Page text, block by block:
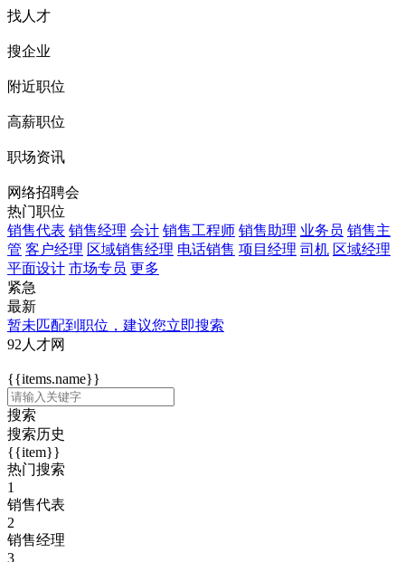
找人才
搜企业
附近职位
高薪职位
职场资讯
网络招聘会
热门职位
销售代表 销售经理 会计 销售工程师 销售助理 业务员 销售主
管 客户经理 区域销售经理 电话销售 项目经理 司机 区域经理
平面设计 市场专员 更多
紧急
最新
暂未匹配到职位，建议您立即搜索
92人才网
{{items.name}}
搜索
搜索历史
{{item}}
热门搜索
1
销售代表
2
销售经理
3